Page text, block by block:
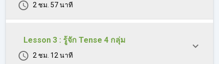
Subjects and Predicates (ภาคประธาน และภาคแสดงของ
ประโยค)
Interrogative Sentences (ประโยคคำถาม)
Imperative Sentences (ประโยคคำสั่ง/ร้องขอ)
2 ชม. 57 นาที
Lesson 3 : รู้จัก Tense 4 กลุ่ม
2 ชม. 12 นาที